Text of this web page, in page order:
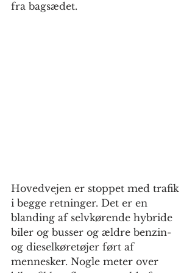
fra bagsædet.
Hovedvejen er stoppet med trafik
i begge retninger. Det er en
blanding af selvkørende hybride
biler og busser og ældre benzin-
og dieselkøretøjer ført af
mennesker. Nogle meter over